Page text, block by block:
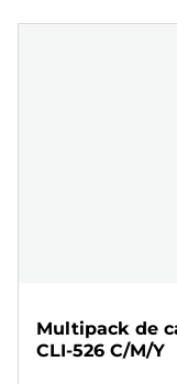
Multipack de
CLI-526 C/M/Y